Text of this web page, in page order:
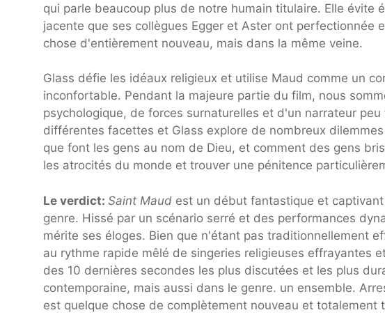
qui parle beaucoup plus de notre humain titulaire. Elle évite
jacente que ses collègues Egger et Aster ont perfectionnée
chose d'entièrement nouveau, mais dans la même veine.
Glass défie les idéaux religieux et utilise Maud comme un
inconfortable. Pendant la majeure partie du film, nous
psychologique, de forces surnaturelles et d'un narrateur
différentes facettes et Glass explore de nombreux
que font les gens au nom de Dieu, et comment des gens
les atrocités du monde et trouver une pénitence
Le verdict: Saint Maud est un début fantastique et
genre. Hissé par un scénario serré et des performances
mérite ses éloges. Bien que n'étant pas traditionnellement
au rythme rapide mêlé de singeries religieuses effrayantes
des 10 dernières secondes les plus discutées et les plus
contemporaine, mais aussi dans le genre. un ensemble.
est quelque chose de complètement nouveau et totalement